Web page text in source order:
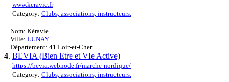
www.keravie.fr
Category: Clubs, associations, instructeurs.
Nom: Kéravie
Ville: LUNAY
Département: 41 Loir-et-Cher
4. BEVIA (Bien Etre et VIe Active)
https://bevia.webnode.fr/marche-nordique/
Category: Clubs, associations, instructeurs.